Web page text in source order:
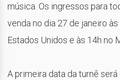
música. Os ingressos para
venda no dia 27 de janeiro
Estados Unidos e às 14h no
A primeira data da turnê